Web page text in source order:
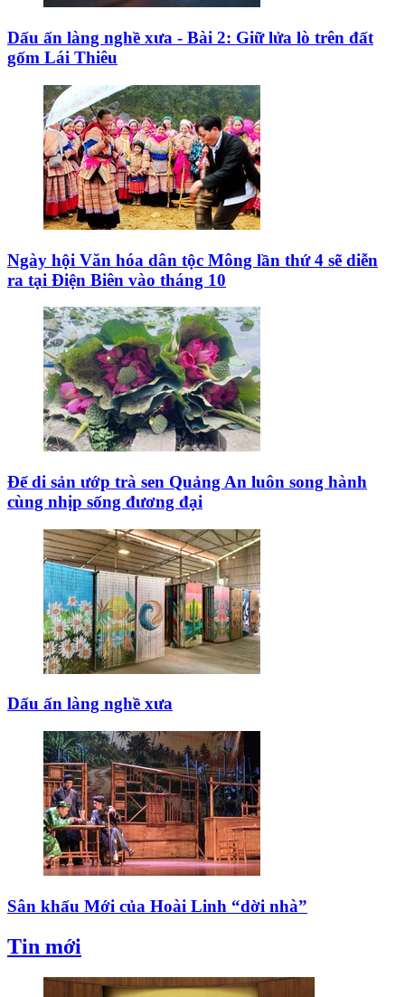
Dấu ấn làng nghề xưa - Bài 2: Giữ lửa lò trên đất
gốm Lái Thiêu
Ngày hội Văn hóa dân tộc Mông lần thứ 4 sẽ diễn
ra tại Điện Biên vào tháng 10
Để di sản ướp trà sen Quảng An luôn song hành
cùng nhịp sống đương đại
Dấu ấn làng nghề xưa
Sân khấu Mới của Hoài Linh “dời nhà”
Tin mới